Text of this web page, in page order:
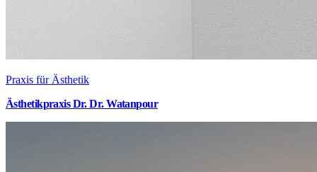
Praxis für Ästhetik
Ästhetikpraxis Dr. Dr. Watanpour